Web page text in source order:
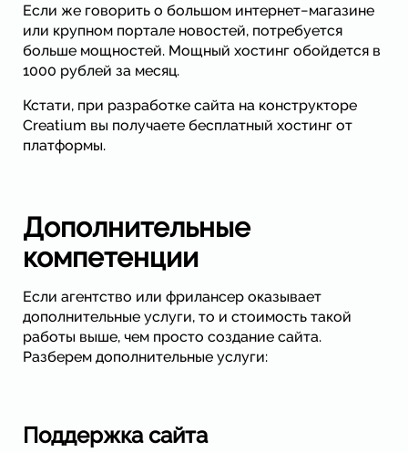
Если же говорить о большом интернет−магазине
или крупном портале новостей, потребуется
больше мощностей. Мощный хостинг обойдется в
1000 рублей за месяц.
Кстати, при разработке сайта на конструкторе
Creatium вы получаете бесплатный хостинг от
платформы.
Дополнительные
компетенции
Если агентство или фрилансер оказывает
дополнительные услуги, то и стоимость такой
работы выше, чем просто создание сайта.
Разберем дополнительные услуги:
Поддержка сайта